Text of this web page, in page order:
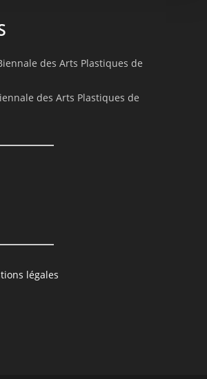
des Arts Plastiques de
des Arts Plastiques de
légales